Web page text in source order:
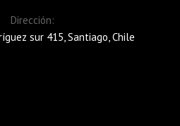
Dirección:
sur 415, Santiago, Chile